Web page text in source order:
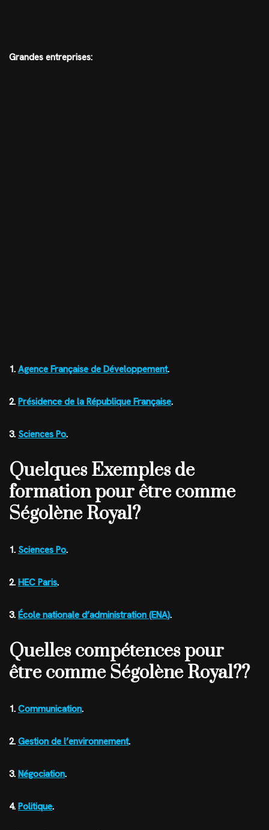
Grandes entreprises:
1. Agence Française de Développement.
2. Présidence de la République Française.
3. Sciences Po.
Quelques Exemples de
formation pour être comme
Ségolène Royal?
1. Sciences Po.
2. HEC Paris.
3. École nationale d’administration (ENA).
Quelles compétences pour
être comme Ségolène Royal??
1. Communication.
2. Gestion de l’environnement.
3. Négociation.
4. Politique.